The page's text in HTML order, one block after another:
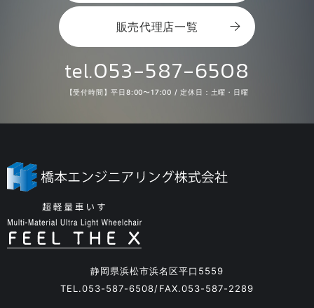
販売代理店一覧
tel.053-587-6508
【受付時間】平日8:00〜17:00 / 定休日：土曜・日曜
静岡県浜松市浜名区平口5559
TEL.053-587-6508 FAX.053-587-2289